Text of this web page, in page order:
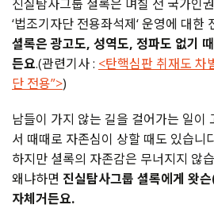
진실탐사그룹 셜록은 며칠 전 국가인
‘법조기자단 전용좌석제‘ 운영에 대한
셜록은 광고도, 성역도, 정파도 없기
든요.(관련기사 : <탄핵심판 취재도 차
단 전용”>)
남들이 가지 않는 길을 걸어가는 일이
서 때때로 자존심이 상할 때도 있습니
하지만 셜록의 자존감은 무너지지 않
왜냐하면 진실탐사그룹 셜록에게 왓
자체거든요.